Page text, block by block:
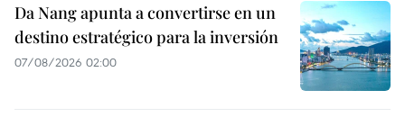
Da Nang apunta a convertirse en un
destino estratégico para la inversión
07/08/2026 02:00